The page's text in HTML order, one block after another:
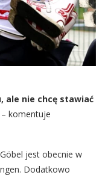
ale nie chcę stawiać
– komentuje
jest obecnie w
Dodatkowo